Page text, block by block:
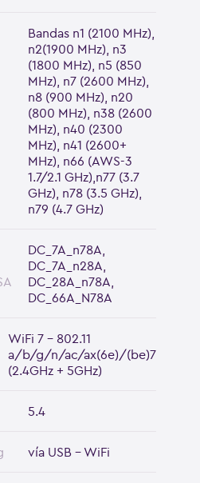
Bandas n1 (2100 MHz),
n2(1900 MHz), n3
(1800 MHz), n5 (850
MHz), n7 (2600 MHz),
n8 (900 MHz), n20
(800 MHz), n38 (2600
MHz), n40 (2300
MHz), n41 (2600+
MHz), n66 (AWS-3
1.7/2.1 GHz),n77 (3.7
GHz), n78 (3.5 GHz),
n79 (4.7 GHz)
DC_7A_n78A,
DC_7A_n28A,
DC_28A_n78A,
DC_66A_N78A
WiFi 7 - 802.11
a/b/g/n/ac/ax(6e)/(be)7
(2.4GHz + 5GHz)
5.4
vía USB - WiFi